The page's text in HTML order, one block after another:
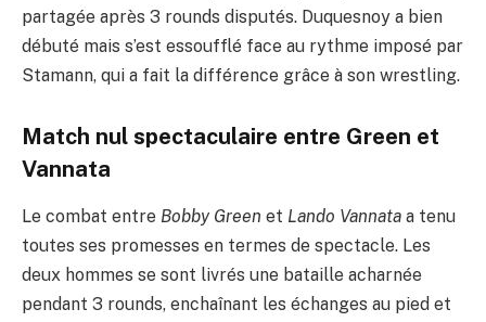
partagée après 3 rounds disputés. Duquesnoy a bien
débuté mais s’est essoufflé face au rythme imposé par
Stamann, qui a fait la différence grâce à son wrestling.
Match nul spectaculaire entre Green et
Vannata
Le combat entre Bobby Green et Lando Vannata a tenu
toutes ses promesses en termes de spectacle. Les
deux hommes se sont livrés une bataille acharnée
pendant 3 rounds, enchaînant les échanges au pied et